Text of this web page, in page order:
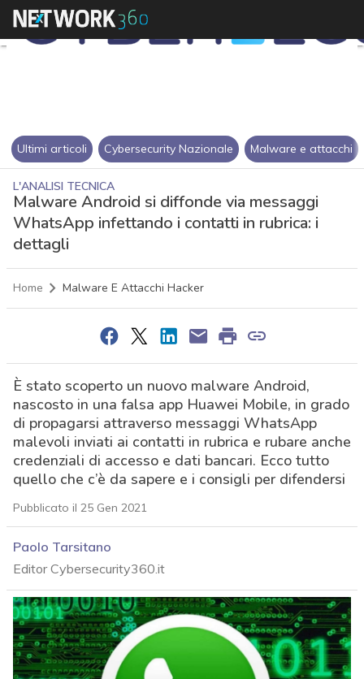
Ultimi articoli Cybersecurity Nazionale Malware e attacchi
L'ANALISI TECNICA
Malware Android si diffonde via messaggi
WhatsApp infettando i contatti in rubrica: i
dettagli
Home Malware E Attacchi Hacker
È stato scoperto un nuovo malware Android,
nascosto in una falsa app Huawei Mobile, in grado
di propagarsi attraverso messaggi WhatsApp
malevoli inviati ai contatti in rubrica e rubare anche
credenziali di accesso e dati bancari. Ecco tutto
quello che c’è da sapere e i consigli per difendersi
Pubblicato il 25 Gen 2021
Paolo Tarsitano
Editor Cybersecurity360.it